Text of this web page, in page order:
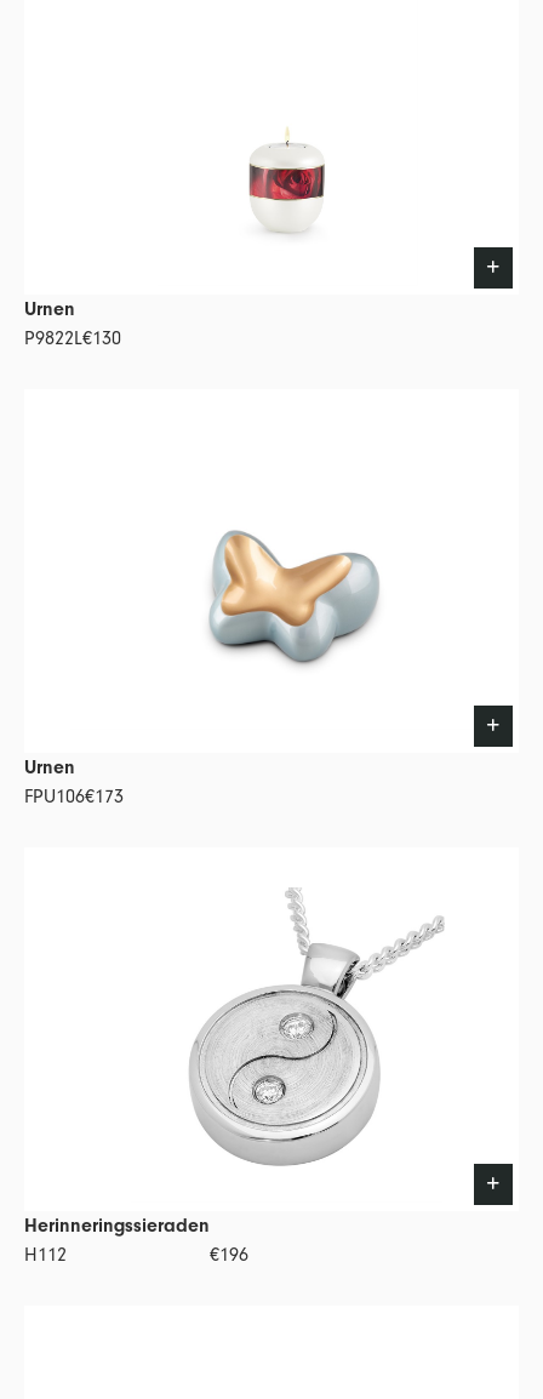
Urnen
P9822L€130
Urnen
FPU106€173
Herinneringssieraden
H112
€196